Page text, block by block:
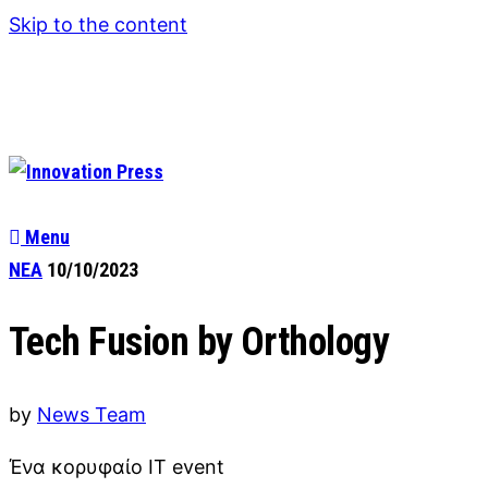
Skip to the content
Menu
ΝΕΑ 10/10/2023
Tech Fusion by Orthology
by News Team
Ένα κορυφαίο IT event